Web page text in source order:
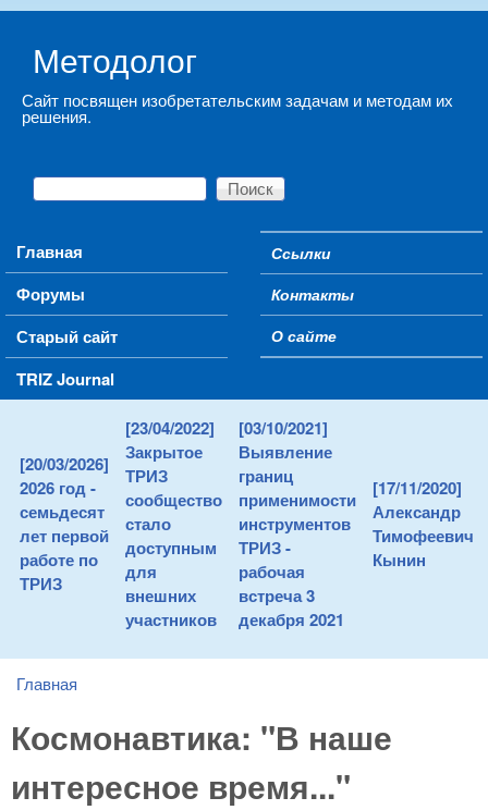
Методолог
Сайт посвящен изобретательским задачам и методам их
решения.
Форма поиска
Поиск
Main menu
Главная
Форумы
Старый сайт
TRIZ Journal
Secondary menu
Ссылки
Контакты
О сайте
[20/03/2026]
2026 год -
семьдесят
лет первой
работе по
ТРИЗ
[23/04/2022]
Закрытое
ТРИЗ
сообщество
стало
доступным
для
внешних
участников
[03/10/2021]
Выявление
границ
применимости
инструментов
ТРИЗ -
рабочая
встреча 3
декабря 2021
[17/11/2020]
Александр
Тимофеевич
Кынин
You are here
Главная
Космонавтика: "В наше
интересное время..."